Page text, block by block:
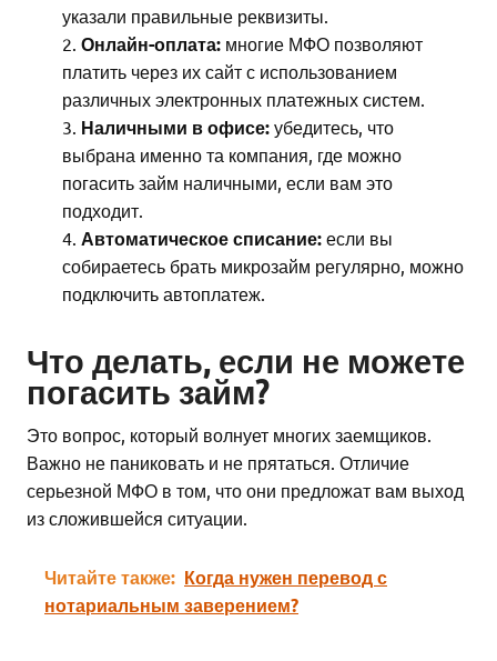
указали правильные реквизиты.
Онлайн-оплата: многие МФО позволяют
платить через их сайт с использованием
различных электронных платежных систем.
Наличными в офисе: убедитесь, что
выбрана именно та компания, где можно
погасить займ наличными, если вам это
подходит.
Автоматическое списание: если вы
собираетесь брать микрозайм регулярно, можно
подключить автоплатеж.
Что делать, если не можете
погасить займ?
Это вопрос, который волнует многих заемщиков.
Важно не паниковать и не прятаться. Отличие
серьезной МФО в том, что они предложат вам выход
из сложившейся ситуации.
Читайте также: Когда нужен перевод с
нотариальным заверением?